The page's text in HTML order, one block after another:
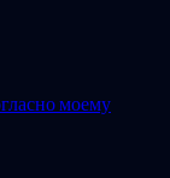
моему